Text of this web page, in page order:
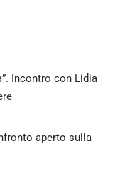
Incontro con Lidia
aperto sulla